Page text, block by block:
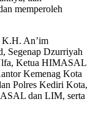
memperoleh
An’im
Segenap Dzurriyah
Ketua HIMASAL
Kemenag Kota
Polres Kediri Kota,
dan LIM, serta